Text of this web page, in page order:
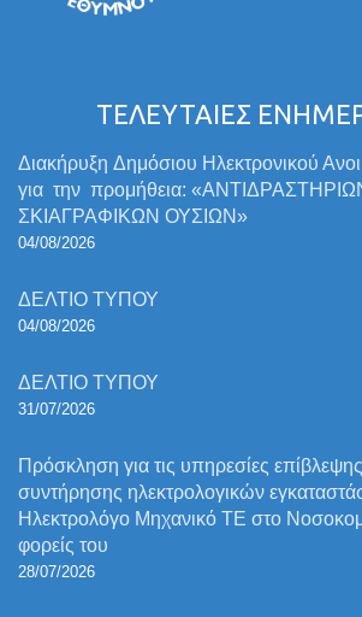
ΤΕΛΕΥΤΑΙΕΣ
Διακήρυξη Δημόσιου Ηλεκτρονικού
για την προμήθεια:
ΣΚΙΑΓΡΑΦΙΚΩΝ ΟΥΣΙΩΝ»
04/08/2026
ΔΕΛΤΙΟ ΤΥΠΟΥ
04/08/2026
ΔΕΛΤΙΟ ΤΥΠΟΥ
31/07/2026
Πρόσκληση για τις υπηρεσίες
συντήρησης ηλεκτρολογικών
Ηλεκτρολόγο Μηχανικό ΤΕ στο
φορείς του
28/07/2026